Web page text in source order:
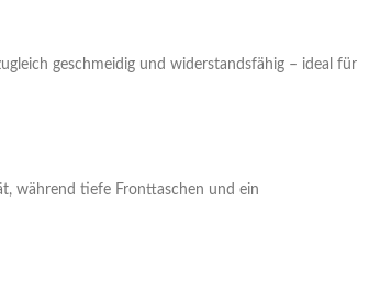
geschmeidig und widerstandsfähig – ideal für
während tiefe Fronttaschen und ein